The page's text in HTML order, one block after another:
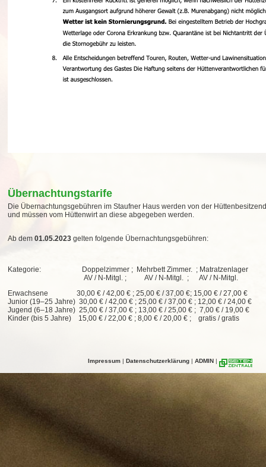
Übernachtungstarife
Die Übernachtungsgebühren im Staufner Haus werden von der
und müssen vom Hüttenwirt an diese abgegeben werden.
Ab dem 01.05.2023 gelten folgende Übernachtungsgebühren:
Kategorie: Doppelzimmer ; Mehrbett Zimmer. ; Matratzenlager
AV / N-Mitgl. ; AV / N-Mitgl. ; AV / N-Mitgl.
Erwachsene 30,00 € / 42,00 € ; 25,00 € / 37,00 €; 15,00 € / 27,00 €
Junior (19–25 Jahre) 30,00 € / 42,00 € ; 25,00 € / 37,00 € ; 12,00 € / 24,00 €
Jugend (6–18 Jahre) 25,00 € / 37,00 € ; 13,00 € / 25,00 € ; 7,00 € / 19,00 €
Kinder (bis 5 Jahre) 15,00 € / 22,00 € ; 8,00 € / 20,00 € ; gratis / gratis
Impressum | Datenschutzerklärung | ADMIN |